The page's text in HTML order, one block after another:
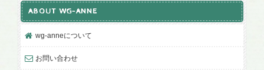
ABOUT WG-ANNE
wg-anneについて
お問い合わせ